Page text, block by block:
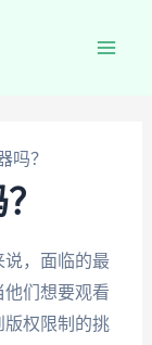
吗？
说，面临的最
们想要观看
权限制的挑